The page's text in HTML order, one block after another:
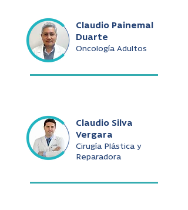
Claudio Painemal
Duarte
Oncología Adultos
Claudio Silva
Vergara
Cirugía Plástica y
Reparadora